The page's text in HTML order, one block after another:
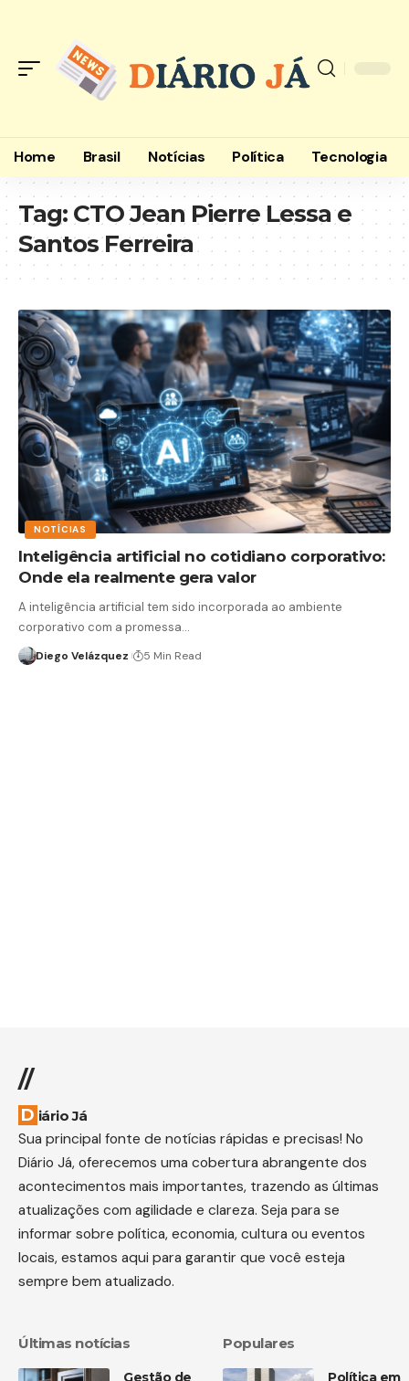
Home Brasil Notícias Política Tecnologia
Tag: CTO Jean Pierre Lessa e
Santos Ferreira
NOTÍCIAS
Inteligência artificial no cotidiano corporativo:
Onde ela realmente gera valor
A inteligência artificial tem sido incorporada ao ambiente
corporativo com a promessa…
Diego Velázquez 5 Min Read
//
Diário Já
Sua principal fonte de notícias rápidas e precisas! No
Diário Já, oferecemos uma cobertura abrangente dos
acontecimentos mais importantes, trazendo as últimas
atualizações com agilidade e clareza. Seja para se
informar sobre política, economia, cultura ou eventos
locais, estamos aqui para garantir que você esteja
sempre bem atualizado.
Últimas notícias
Gestão de
Populares
Política em